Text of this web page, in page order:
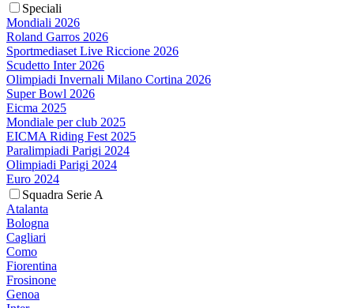
Speciali
Mondiali 2026
Roland Garros 2026
Sportmediaset Live Riccione 2026
Scudetto Inter 2026
Olimpiadi Invernali Milano Cortina 2026
Super Bowl 2026
Eicma 2025
Mondiale per club 2025
EICMA Riding Fest 2025
Paralimpiadi Parigi 2024
Olimpiadi Parigi 2024
Euro 2024
Squadra Serie A
Atalanta
Bologna
Cagliari
Como
Fiorentina
Frosinone
Genoa